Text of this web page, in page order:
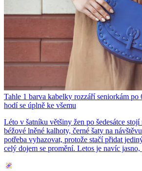
Tahle 1 barva kabelky rozzáří seniorkám po
hodí se úplně ke všemu
Léto v šatníku většiny žen po šedesátce
béžové lněné kalhoty, černé šaty na
potřeba vyhazovat, protože stačí přidat
celý dojem se promění. Letos je navíc